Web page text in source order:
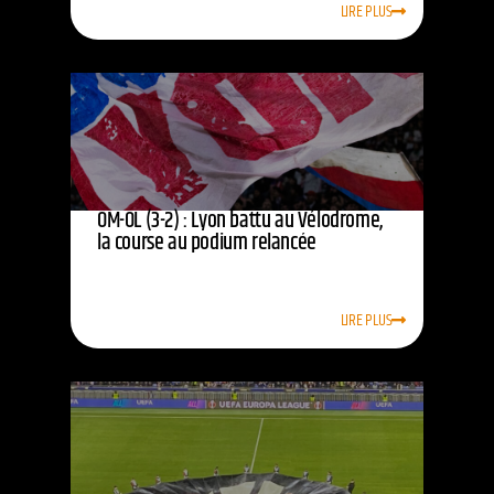
LIRE PLUS
OM-OL (3-2) : Lyon battu au Vélodrome,
la course au podium relancée
LIRE PLUS